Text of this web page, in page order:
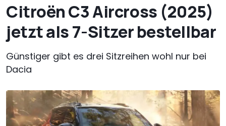
Citroën C3 Aircross (2025)
jetzt als 7-Sitzer bestellbar
Günstiger gibt es drei Sitzreihen wohl nur bei
Dacia